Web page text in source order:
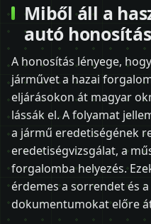
Miből áll a
autó
A honosítás lényege,
járművet a hazai
eljárásokon át magyar
lássák el. A folyamat
a jármű eredetiségének
eredetiségvizsgálat, a
forgalomba helyezés.
érdemes a sorrendet és
dokumentumokat előre